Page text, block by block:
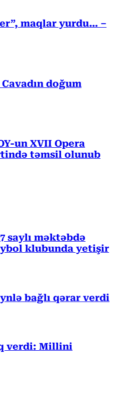
maqlar yurdu… –
doğum
un XVII Opera
təmsil olunub
saylı məktəbdə
klubunda yetişir
bağlı qərar verdi
verdi: Millini